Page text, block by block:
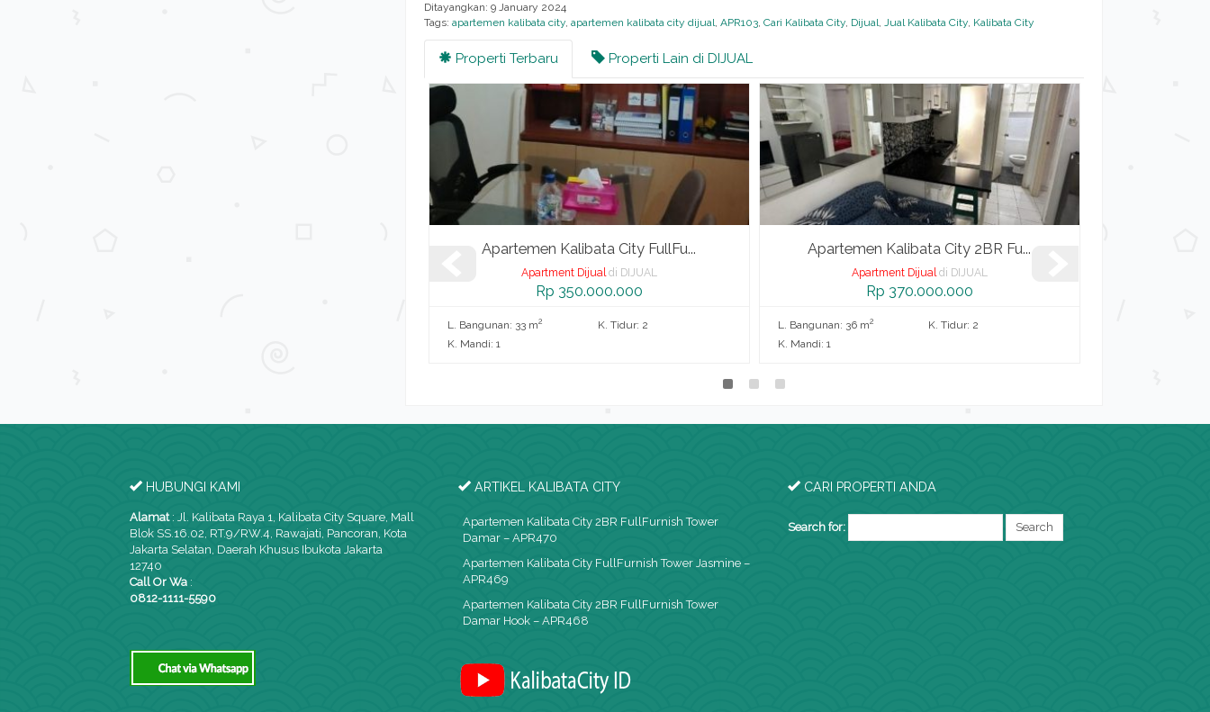
Ditayangkan: 9 January 2024
Tags: apartemen kalibata city, apartemen kalibata city dijual, APR103, Cari Kalibata City, Dijual, Jual Kalibata City, Kalibata City
Properti Terbaru Properti Lain di DIJUAL
Apartemen Kalibata City FullFu...
Apartment Dijual di DIJUAL
Rp 350.000.000
L. Bangunan: 33 m2
K. Tidur: 2
K. Mandi: 1
Apartemen Kalibata City 2BR Fu...
Apartment Dijual di DIJUAL
Rp 370.000.000
L. Bangunan: 36 m2
K. Tidur: 2
K. Mandi: 1
HUBUNGI KAMI
Alamat: Jl. Kalibata Raya 1, Kalibata City Square, Mall
Blok SS.16.02, RT.9/RW.4, Rawajati, Pancoran, Kota
Jakarta Selatan, Daerah Khusus Ibukota Jakarta
12740
Call Or Wa :
0812-1111-5590
ARTIKEL KALIBATA CITY
Apartemen Kalibata City 2BR FullFurnish Tower
Damar – APR470
Apartemen Kalibata City FullFurnish Tower Jasmine –
APR469
Apartemen Kalibata City 2BR FullFurnish Tower
Damar Hook – APR468
CARI PROPERTI ANDA
Search for: